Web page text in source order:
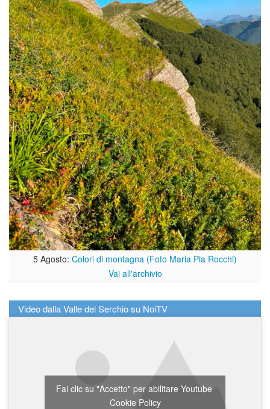
5 Agosto: Colori di montagna (Foto Maria Pia Rocchi)
Vai all'archivio
Video dalla Valle del Serchio su NoiTV
Fai clic su "Accetto" per abilitare Youtube
Cookie Policy